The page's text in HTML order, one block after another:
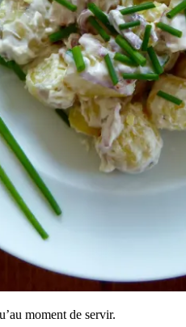
moment de servir.